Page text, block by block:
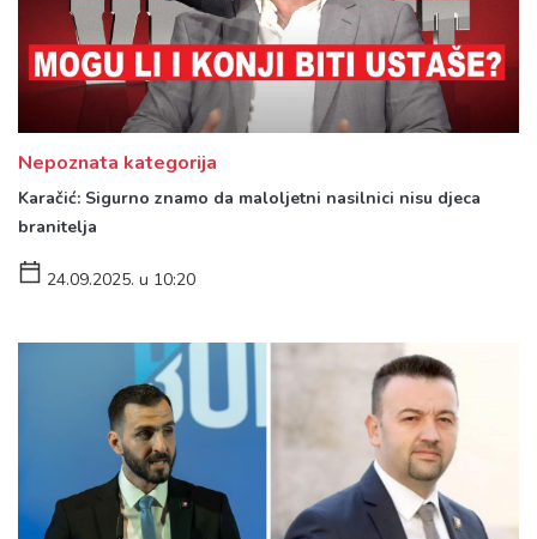
Nepoznata kategorija
Karačić: Sigurno znamo da maloljetni nasilnici nisu djeca
branitelja
24.09.2025. u 10:20